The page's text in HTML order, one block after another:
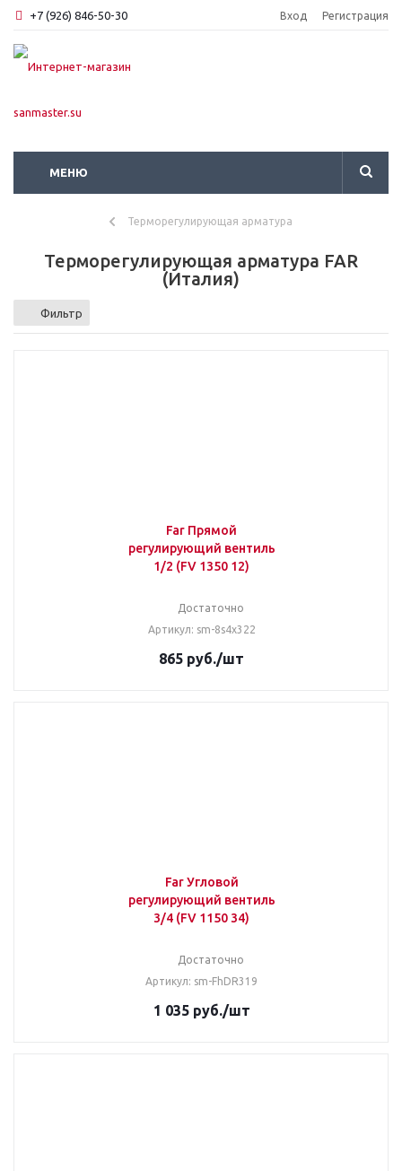
+7 (926) 846-50-30 Вход Регистрация
МЕНЮ
Терморегулирующая арматура
Терморегулирующая арматура FAR
(Италия)
Фильтр
Far Прямой
регулирующий вентиль
1/2 (FV 1350 12)
Достаточно
Артикул: sm-8s4x322
865 руб./шт
Far Угловой
регулирующий вентиль
3/4 (FV 1150 34)
Достаточно
Артикул: sm-FhDR319
1 035руб./шт